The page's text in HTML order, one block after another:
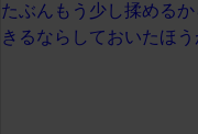
たぶんもう少し揉める
きるならしておいたほう